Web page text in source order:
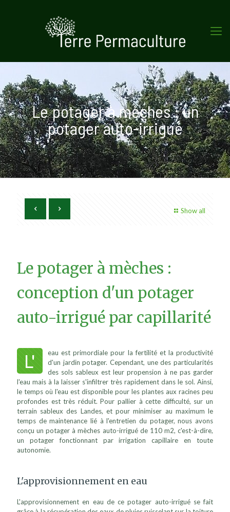
Le potager à mèches : un
potager auto-irrigué
Show all
Le potager à mèches :
conception d'un potager
auto-irrigué par capillarité
L'
eau est primordiale pour la fertilité et la productivité
d'un jardin potager. Cependant, une des particularités
des sols sableux est leur propension à ne pas garder
l'eau mais à la laisser s'infiltrer très rapidement dans le sol. Ainsi,
le temps où l'eau est disponible pour les plantes aux racines peu
profondes est très réduit. Pour pallier à cette difficulté, sur un
terrain sableux des Landes, et pour minimiser au maximum le
temps de maintenance lié à l'entretien du potager, nous avons
conçu un potager à mèches auto-irrigué de 110 m2, c'est-à-dire,
un potager fonctionnant par irrigation capillaire en toute
autonomie.
L'approvisionnement en eau
L'approvisionnement en eau de ce potager auto-irrigué se fait